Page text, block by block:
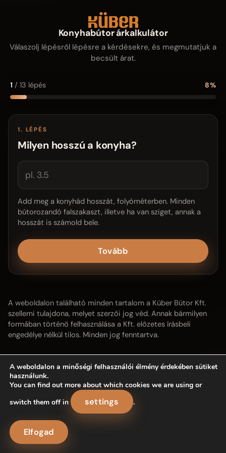
Konyhabútor árkalkulátor
Válaszolj lépésről lépésre a kérdésekre, és megmutatjuk a
becsült árat.
1 / 13 lépés 8%
1. LÉPÉS
Milyen hosszú a konyha?
Add meg a konyhád hosszát, folyóméterben. Minden
bútorozandó falszakaszt, illetve ha van sziget, annak a
hosszát is számold bele.
Tovább
A weboldalon található minden tartalom a Küber Bútor Kft.
szellemi tulajdona, melyet szerzői jog véd. Annak bármilyen
formában történő felhasználása a Kft. előzetes írásbeli
engedélye nélkül tilos. Minden jog fenntartva.
A weboldalon a minőségi felhasználói élmény érdekében sütiket
használunk.
You can find out more about which cookies we are using or
switch them off in
settings .
Elfogad